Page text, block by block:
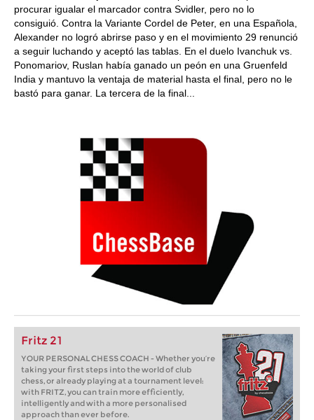
procurar igualar el marcador contra Svidler, pero no lo
consiguió. Contra la Variante Cordel de Peter, en una Española,
Alexander no logró abrirse paso y en el movimiento 29 renunció
a seguir luchando y aceptó las tablas. En el duelo Ivanchuk vs.
Ponomariov, Ruslan había ganado un peón en una Gruenfeld
India y mantuvo la ventaja de material hasta el final, pero no le
bastó para ganar. La tercera de la final...
Fritz 21
YOUR PERSONAL CHESS COACH - Whether you’re
taking your first steps into the world of club
chess, or already playing at a tournament level:
with FRITZ, you can train more efficiently,
intelligently and with a more personalised
approach than ever before.